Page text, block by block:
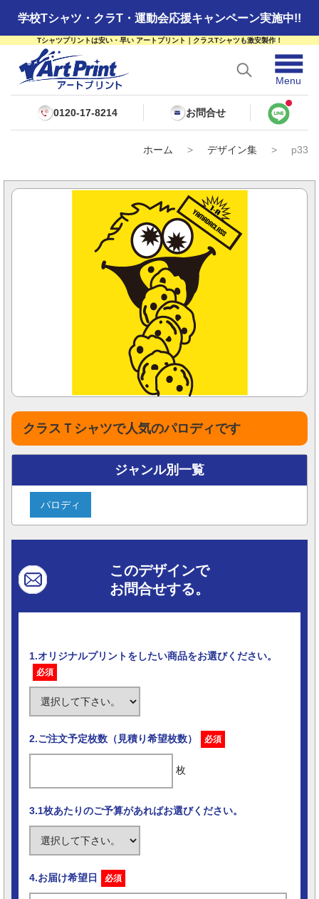
学校Tシャツ・クラT・運動会応援キャンペーン実施中!!
Tシャツプリントは安い・早い アートプリント｜クラスTシャツも激安製作！
☰
Menu
0120-17-8214 お問合せ
ホーム > デザイン集 > p33
クラスＴシャツで人気のパロディです
ジャンル別一覧
パロディ
このデザインで
お問合せする。
1.オリジナルプリントをしたい商品をお選びください。
必須
2.ご注文予定枚数（見積り希望枚数） 必須
枚
3.1枚あたりのご予算があればお選びください。
4.お届け希望日 必須